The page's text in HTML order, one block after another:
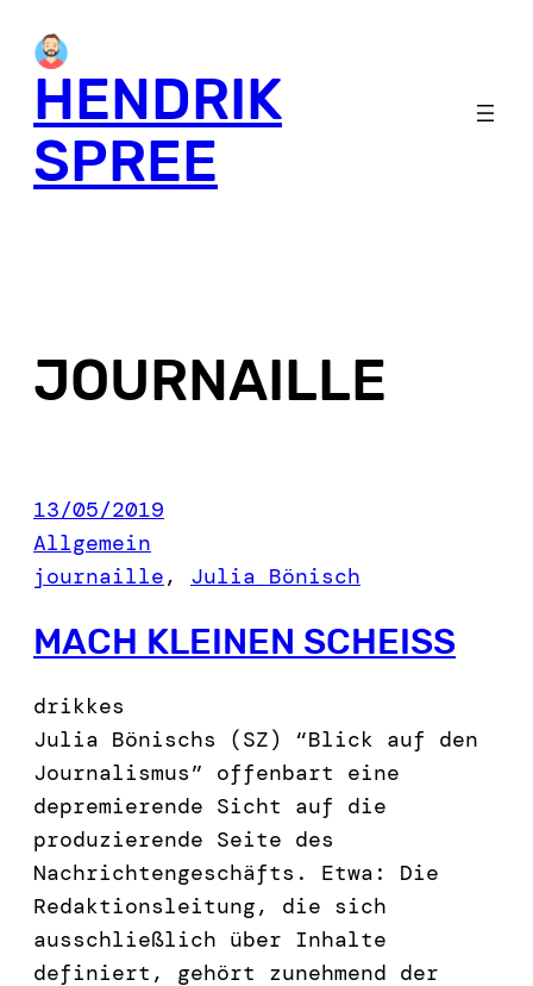
content
HENDRIK
SPREE
JOURNAILLE
13/05/2019
Allgemein
journaille, Julia Bönisch
MACH KLEINEN SCHEISS
drikkes
Julia Bönischs (SZ) “Blick auf den
Journalismus” offenbart eine
depremierende Sicht auf die
produzierende Seite des
Nachrichtengeschäfts. Etwa: Die
Redaktionsleitung, die sich
ausschließlich über Inhalte
definiert, gehört zunehmend der